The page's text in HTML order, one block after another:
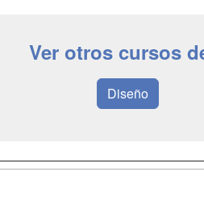
Ver otros cursos
Diseño